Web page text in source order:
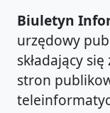
Biuletyn
urzędowy
składający
stron